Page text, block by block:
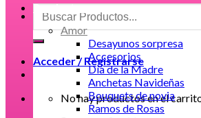
Buscar
por:
Acceder / Registrarse
No hay productos en el
Productos
Amor
Desayunos sorpresa
Accesorios
Día de la Madre
Anchetas Navideñas
Bouquets de novia
Ramos de Rosas